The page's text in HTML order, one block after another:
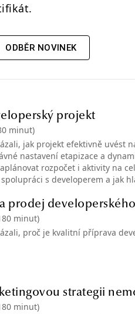
ODBĚR NOVINEK
projekt
minut)
jak projekt efektivně uvést
nastavení etapizace a
rozpočet i aktivity na
s developerem a jak
prodej
minut)
proč je kvalitní příprava
strategii
minut)